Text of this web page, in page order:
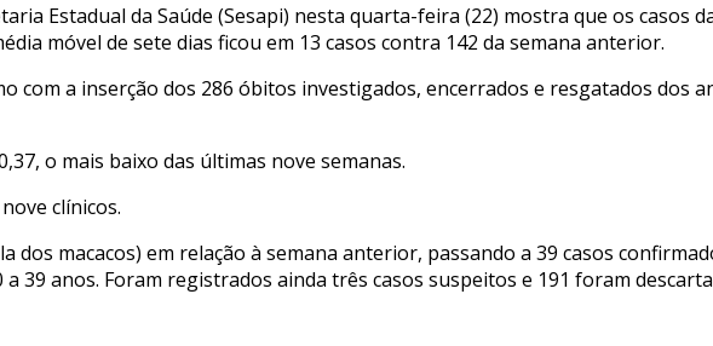
Estadual da Saúde (Sesapi) nesta quarta-feira (22) mostra que os casos
móvel de sete dias ficou em 13 casos contra 142 da semana anterior.
com a inserção dos 286 óbitos investigados, encerrados e resgatados dos
o mais baixo das últimas nove semanas.
clínicos.
macacos) em relação à semana anterior, passando a 39 casos
39 anos. Foram registrados ainda três casos suspeitos e 191 foram